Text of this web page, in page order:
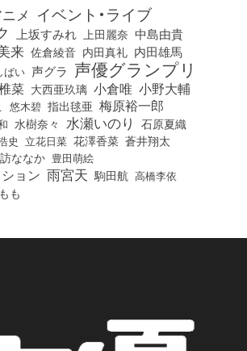
メ イベント・ライブ
上坂すみれ 上田麗奈 中島由貴
来 佐倉綾音 内田真礼 内田雄馬
ばい 声グラ 声優グランプリ
菜 大西亜玖璃 小倉唯 小野大輔
悠木碧 指出毬亜 梅原裕一郎
水樹奈々 水瀬いのり 石原夏織
史 立花日菜 花澤香菜 蒼井翔太
ななか 豊田萌絵
ョン 雨宮天 駒田航 高橋李依
も